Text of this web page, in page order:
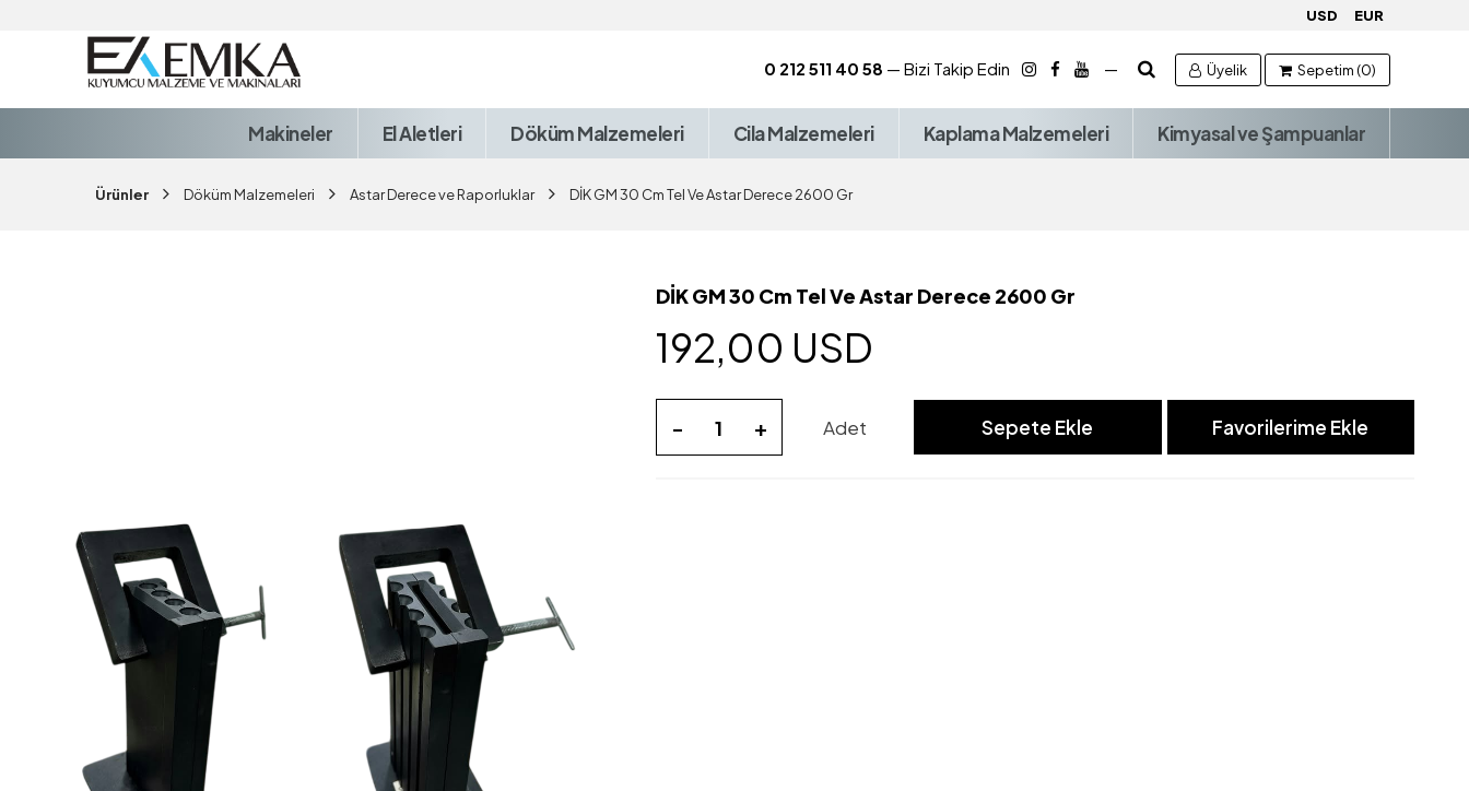
USD EUR
0 212 511 40 58 — Bizi Takip Edin — Üyelik Sepetim (0)
Makineler El Aletleri Döküm Malzemeleri Cila Malzemeleri Kaplama Malzemeleri Kimyasal ve Şampuanlar
Ürünler Döküm Malzemeleri Astar Derece ve Raporluklar DİK GM 30 Cm Tel Ve Astar Derece 2600 Gr
DİK GM 30 Cm Tel Ve Astar Derece 2600 Gr
192,00 USD
- + Adet Sepete Ekle Favorilerime Ekle